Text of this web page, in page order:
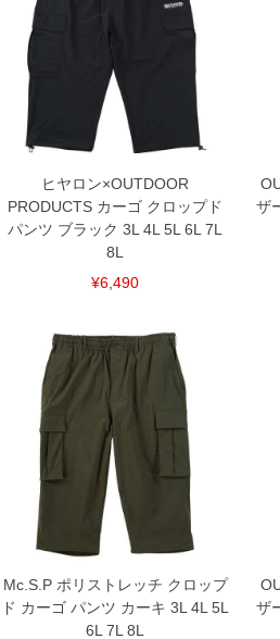
ヒヤロン×OUTDOOR
PRODUCTS カーゴ クロップド
パンツ ブラック 3L 4L 5L 6L 7L
8L
¥6,490
ザ
Mc.S.P ポリストレッチ クロップ
ド カーゴ パンツ カーキ 3L 4L 5L
6L 7L 8L
ザ